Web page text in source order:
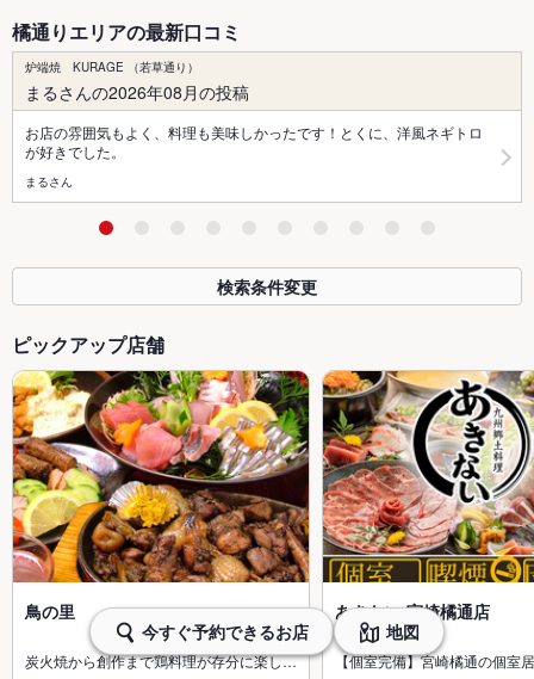
橘通りエリアの最新口コミ
炉端焼 KURAGE （若草通り）
まるさんの2026年08月の投稿
お店の雰囲気もよく、料理も美味しかったです！とくに、洋風ネギトロ
が好きでした。
まるさん
検索条件変更
ピックアップ店舗
鳥の里
炭火焼から創作まで鶏料理が存分に楽し…
あきない 宮崎橘通店
【個室完備】宮崎橘通の個室
今すぐ予約できるお店 地図